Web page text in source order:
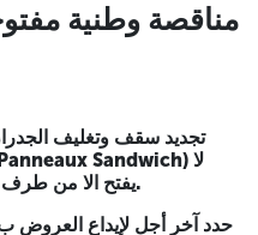
مناقصة وطنية
تجديد سقف وتغليف الجدران
طرف لجنة فتح الأظرفة وتقييم العروض.
مناقصة وطنية
تجديد سقف وتغليف
يفتح الا من طرف لجنة فتح الأظرفة وتقييم العروض.